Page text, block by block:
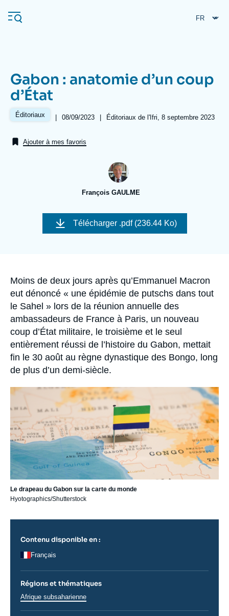
au
contenu
Navigation
principale
L'Ifri
Analyses
Recherches fréquentes
Proche-Orient
Gabon : anatomie d’un coup
d’État
Éditoriaux |
Date
publication
08/09/2023 | Références
Éditoriaux de l'Ifri, 8 septembre 2023
Ajouter à mes favoris
François GAULME
Image
couverture
Télécharger .pdf (236.44 Ko)
Accroche
Moins de deux jours après qu’Emmanuel Macron
eut dénoncé « une épidémie de putschs dans tout
le Sahel » lors de la réunion annuelle des
ambassadeurs de France à Paris, un nouveau
coup d’État militaire, le troisième et le seul
entièrement réussi de l’histoire du Gabon, mettait
fin le 30 août au règne dynastique des Bongo, long
de plus d’un demi-siècle.
Image
Le drapeau du Gabon sur la carte du monde
Hyotographics/Shutterstock
Contenu disponible en :
Français
Régions et thématiques
Régions
Afrique subsaharienne